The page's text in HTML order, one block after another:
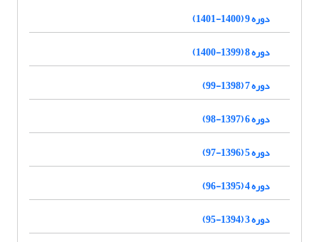
دوره 9 (1400-1401)
دوره 8 (1399-1400)
دوره 7 (1398-99)
دوره 6 (1397-98)
دوره 5 (1396-97)
دوره 4 (1395-96)
دوره 3 (1394-95)